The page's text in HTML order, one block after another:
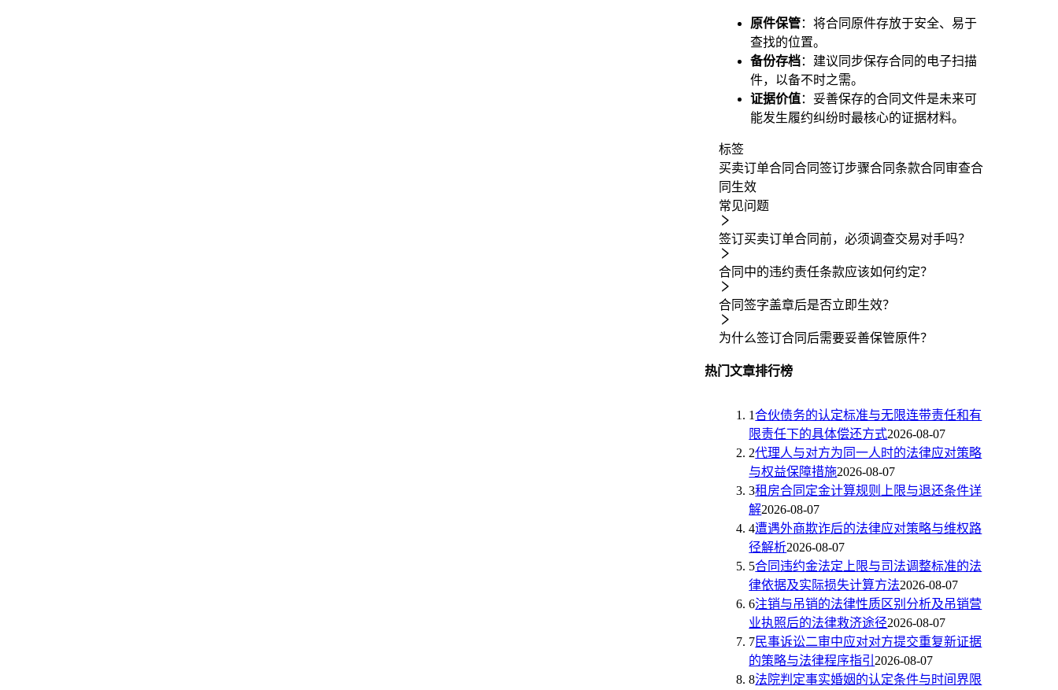
原件保管：将合同原件存放于安全、易于
查找的位置。
备份存档：建议同步保存合同的电子扫描
件，以备不时之需。
证据价值：妥善保存的合同文件是未来可
能发生履约纠纷时最核心的证据材料。
标签
买卖订单合同合同签订步骤合同条款合同审查合
同生效
常见问题
签订买卖订单合同前，必须调查交易对手吗？
合同中的违约责任条款应该如何约定？
合同签字盖章后是否立即生效？
为什么签订合同后需要妥善保管原件？
热门文章排行榜
1合伙债务的认定标准与无限连带责任和有
限责任下的具体偿还方式2026-08-07
2代理人与对方为同一人时的法律应对策略
与权益保障措施2026-08-07
3租房合同定金计算规则上限与退还条件详
解2026-08-07
4遭遇外商欺诈后的法律应对策略与维权路
径解析2026-08-07
5合同违约金法定上限与司法调整标准的法
律依据及实际损失计算方法2026-08-07
6注销与吊销的法律性质区别分析及吊销营
业执照后的法律救济途径2026-08-07
7民事诉讼二审中应对对方提交重复新证据
的策略与法律程序指引 2026-08-07
8法院判定事实婚姻的认定条件与时间界限